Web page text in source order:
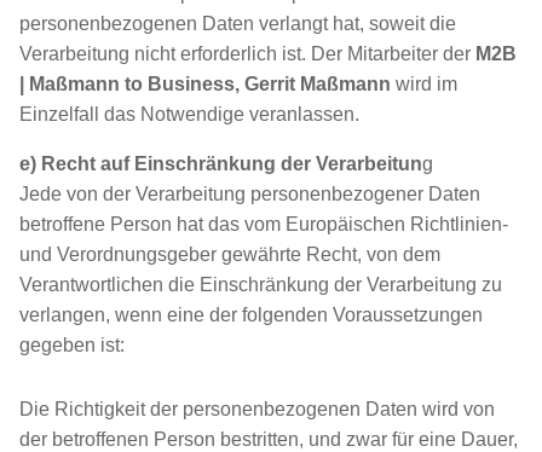
personenbezogenen Daten verlangt hat, soweit die
Verarbeitung nicht erforderlich ist. Der Mitarbeiter der M2B
| Maßmann to Business, Gerrit Maßmann wird im
Einzelfall das Notwendige veranlassen.
e) Recht auf Einschränkung der Verarbeitung
Jede von der Verarbeitung personenbezogener Daten
betroffene Person hat das vom Europäischen Richtlinien-
und Verordnungsgeber gewährte Recht, von dem
Verantwortlichen die Einschränkung der Verarbeitung zu
verlangen, wenn eine der folgenden Voraussetzungen
gegeben ist:
Die Richtigkeit der personenbezogenen Daten wird von
der betroffenen Person bestritten, und zwar für eine Dauer,